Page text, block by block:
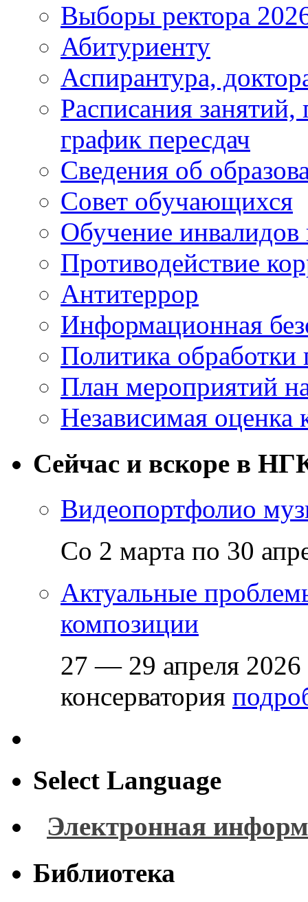
Выборы ректора
Абитуриенту
Аспирантура,
Расписания
график пересдач
Сведения об
Совет обучающихся
Обучение
Противодействие
Антитеррор
Информационная
Политика
План мероприятий
Независимая оценка
Сейчас и вскоре в
Видеопортфолио
Со 2 марта по 30
Актуальные
композиции
27 — 29 апреля 2026
консерватория
Select Language
Электронная
Библиотека